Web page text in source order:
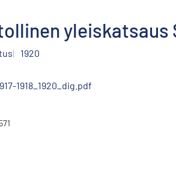
yleiskatsaus
1920
1918_1920_dig.pdf
571